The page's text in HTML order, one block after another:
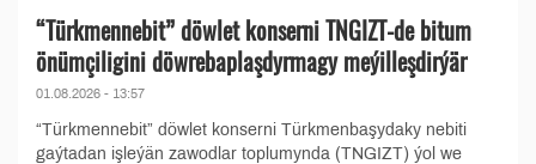
“Türkmennebit” döwlet konserni TNGIZT-de bitum
önümçiligini döwrebaplaşdyrmagy meýilleşdirýär
01.08.2026 - 13:57
“Türkmennebit” döwlet konserni Türkmenbaşydaky nebiti
gaýtadan işleýän zawodlar toplumynda (TNGIZT) ýol we